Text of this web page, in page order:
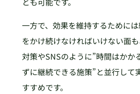
一方で、効果を維持するために
をかけ続けなければいけない面
対策やSNSのように”時間はかか
ずに継続できる施策”と並行して
すすめです。